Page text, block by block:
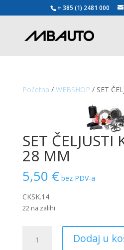
+ 385 (1) 2481 000
Početna / WEBSHOP / SET
SET ČELJUSTI
28 MM
5,50 € bez PDV-a
CKSK.14
22 na zalihi
ČELJUSTI
Dodaj u